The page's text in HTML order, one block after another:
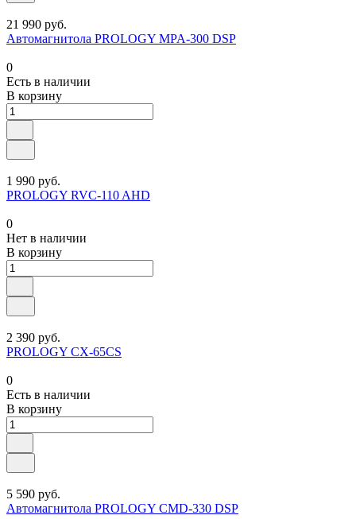
21 990 руб.
Автомагнитола PROLOGY MPA-300 DSP
0
Есть в наличии
В корзину
1 990 руб.
PROLOGY RVC-110 AHD
0
Нет в наличии
В корзину
2 390 руб.
PROLOGY CX-65CS
0
Есть в наличии
В корзину
5 590 руб.
Автомагнитола PROLOGY CMD-330 DSP